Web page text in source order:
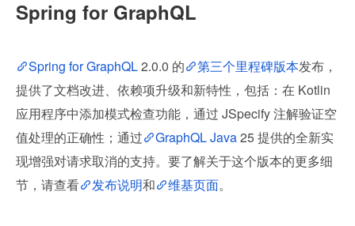
Spring for GraphQL
Spring for GraphQL 2.0.0 的 第三个里程碑版本发布，
提供了文档改进、依赖项升级和新特性，包括：在 Kotlin
应用程序中添加模式检查功能，通过 JSpecify 注解验证空
值处理的正确性；通过
GraphQL Java 25 提供的全新实
现增强对请求取消的支持。要了解关于这个版本的更多细
节，请查看
发布说明和 维基页面。